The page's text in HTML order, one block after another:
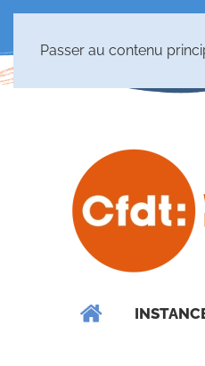
Passer au contenu